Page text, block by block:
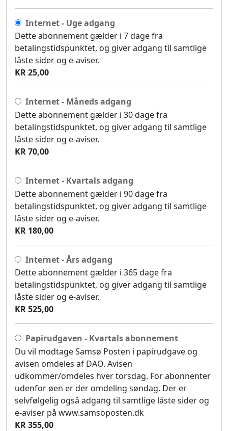
Internet - Uge adgang
Dette abonnement gælder i 7 dage fra
betalingstidspunktet, og giver adgang til samtlige
låste sider og e-aviser.
KR 25,00
Internet - Måneds adgang
Dette abonnement gælder i 30 dage fra
betalingstidspunktet, og giver adgang til samtlige
låste sider og e-aviser.
KR 70,00
Internet - Kvartals adgang
Dette abonnement gælder i 90 dage fra
betalingstidspunktet, og giver adgang til samtlige
låste sider og e-aviser.
KR 180,00
Internet - Års adgang
Dette abonnement gælder i 365 dage fra
betalingstidspunktet, og giver adgang til samtlige
låste sider og e-aviser.
KR 525,00
Papirudgaven - Kvartals abonnement
Du vil modtage Samsø Posten i papirudgave og
avisen omdeles af DAO. Avisen
udkommer/omdeles hver torsdag. For abonnenter
udenfor øen er der omdeling søndag. Der er
selvfølgelig også adgang til samtlige låste sider og
e-aviser på www.samsoposten.dk
KR 355,00